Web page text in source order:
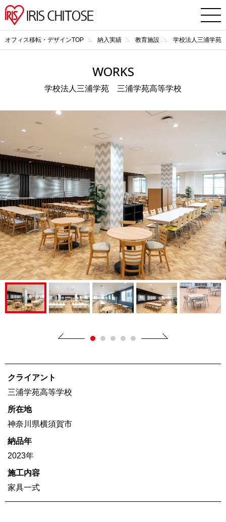
オフィス移転・デザインTOP 納入実績 教育施設 学校法人三浦学苑
WORKS
学校法人三浦学苑 三浦学苑高等学校
クライアント
三浦学苑高等学校
所在地
神奈川県横須賀市
納品年
2023年
施工内容
家具一式